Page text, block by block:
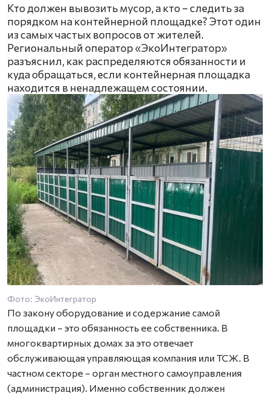
Кто должен вывозить мусор, а кто – следить за
порядком на контейнерной площадке? Этот один
из самых частых вопросов от жителей.
Региональный оператор «ЭкоИнтегратор»
разъяснил, как распределяются обязанности и
куда обращаться, если контейнерная площадка
находится в ненадлежащем состоянии.
Фото: ЭкоИнтегратор
По закону оборудование и содержание самой
площадки – это обязанность ее собственника. В
многоквартирных домах за это отвечает
обслуживающая управляющая компания или ТСЖ. В
частном секторе – орган местного самоуправления
(администрация). Именно собственник должен